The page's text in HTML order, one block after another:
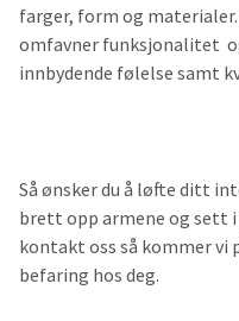
farger, form og
omfavner funksjonalitet
innbydende følelse samt
Så ønsker du å løfte ditt
brett opp armene og sett
kontakt oss så kommer vi
befaring hos deg.